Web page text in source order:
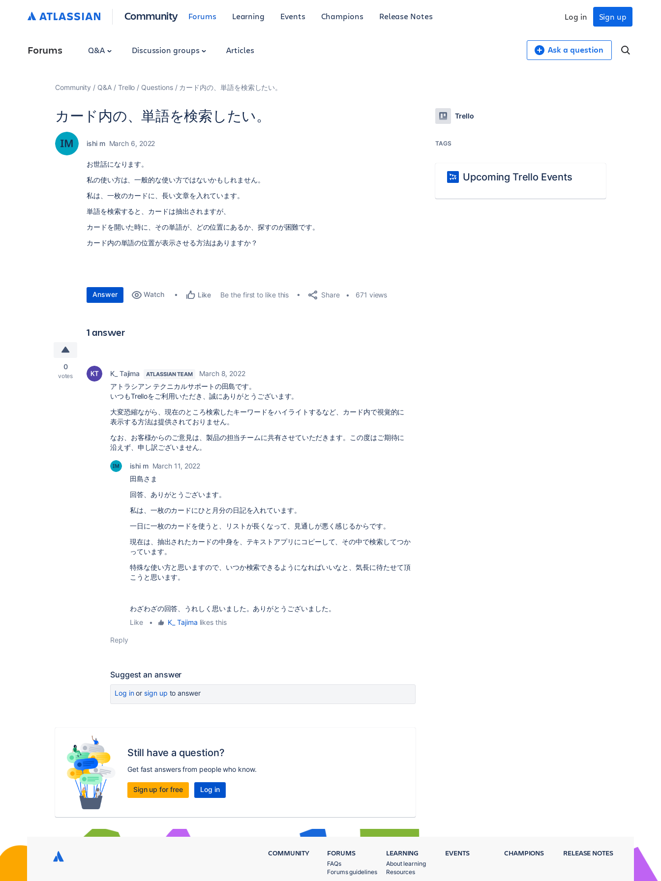
Community Forums Learning Events Champions Release Notes Sign up
Log in
Forums Q&A Discussion groups Articles Ask a question
Community Q&A Trello Questions カード内の、単語を検索したい。
カード内の、単語を検索したい。
ishi m March 6, 2022
お世話になります。
私の使い方は、一般的な使い方ではないかもしれません。
私は、一枚のカードに、長い文章を入れています。
単語を検索すると、カードは抽出されますが、
カードを開いた時に、その単語が、どの位置にあるか、探すのが困難です。
カード内の単語の位置が表示させる方法はありますか？
Answer Watch Like Be the first to like this Share 671 views
1 answer
0
votes K_ Tajima ATLASSIAN TEAM
March 8, 2022
アトラシアン テクニカルサポートの田島です。
いつもTrelloをご利用いただき、誠にありがとうございます。
大変恐縮ながら、現在のところ検索したキーワードをハイライトするなど、カード内で視覚的に
表示する方法は提供されておりません。
なお、お客様からのご意見は、製品の担当チームに共有させていただきます。この度はご期待に
沿えず、申し訳ございません。
ishi m March 11, 2022
田島さま
回答、ありがとうございます。
私は、一枚のカードにひと月分の日記を入れています。
一日に一枚のカードを使うと、リストが長くなって、見通しが悪く感じるからです。
現在は、抽出されたカードの中身を、テキストアプリにコピーして、その中で検索してつか
っています。
特殊な使い方と思いますので、いつか検索できるようになればいいなと、気長に待たせて頂
こうと思います。
わざわざの回答、うれしく思いました。ありがとうございました。
Like
• K_ Tajima likes this
Reply
Suggest an answer
Log inor sign up to answer
Still have a question?
Get fast answers from people who know.
Sign up for free Log in
Trello
TAGS
Upcoming Trello Events
COMMUNITY FORUMS
FAQs
Forums guidelines
LEARNING
About learning
Resources
EVENTS CHAMPIONS RELEASE NOTES